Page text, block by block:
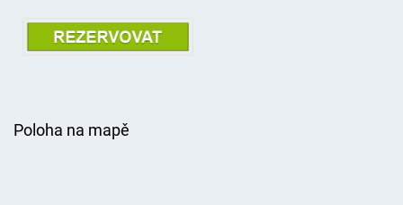
Poloha na mapě